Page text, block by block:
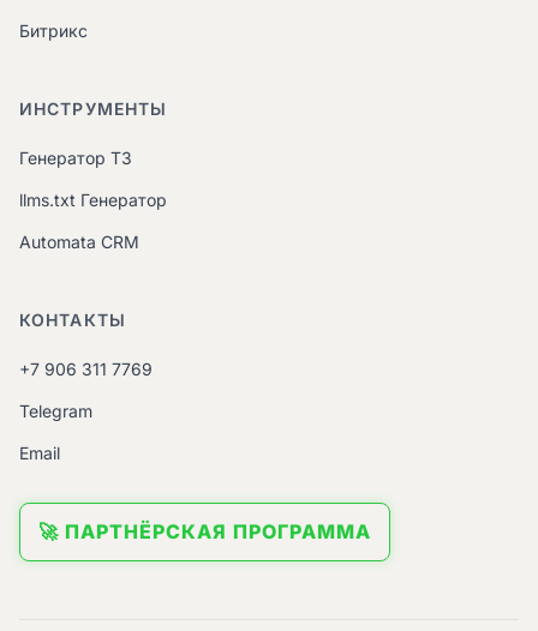
Битрикс
ИНСТРУМЕНТЫ
Генератор ТЗ
llms.txt Генератор
Automata CRM
КОНТАКТЫ
+7 906 311 7769
Telegram
Email
🚀 ПАРТНЁРСКАЯ ПРОГРАММА